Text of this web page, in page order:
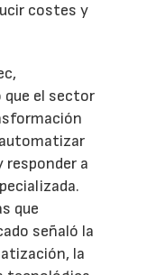
costes y
que el sector
a
que
señaló la
la